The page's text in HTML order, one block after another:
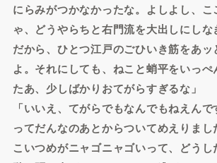
にらみがつかなかったな。よしよし、こ
ゃ、どうやらちと右門流を大出しにしな
だから、ひとつ江戸のごひいき筋をあッ
よ。それにしても、ねこと蛸平をいっ
たあ、少しばかりおてがらすぎるな」
「いいえ、てがらでもなんでもねえん
ってだんなのあとからついてめえりまし
こいつめがニャゴニャゴいって、どう